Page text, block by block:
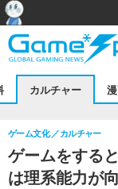
カルチャー
ゲームをする
は理系能力が
ゲーム文化 カルチャー